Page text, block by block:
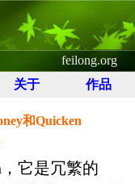
feilong.org
关于 作品
和Quicken
它是冗繁的